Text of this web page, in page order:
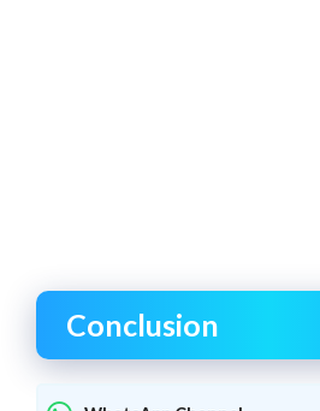
Conclusion